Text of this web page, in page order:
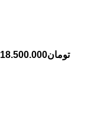
تومان18.500.000